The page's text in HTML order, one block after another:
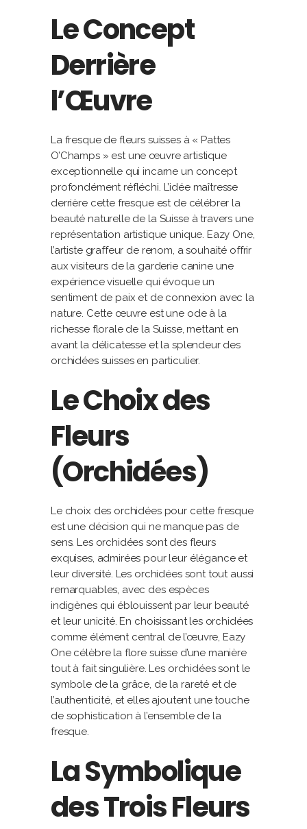
Le Concept
Derrière
l’Œuvre
La fresque de fleurs suisses à « Pattes
O’Champs » est une œuvre artistique
exceptionnelle qui incarne un concept
profondément réfléchi. L’idée maîtresse
derrière cette fresque est de célébrer la
beauté naturelle de la Suisse à travers une
représentation artistique unique. Eazy One,
l’artiste graffeur de renom, a souhaité offrir
aux visiteurs de la garderie canine une
expérience visuelle qui évoque un
sentiment de paix et de connexion avec la
nature. Cette œuvre est une ode à la
richesse florale de la Suisse, mettant en
avant la délicatesse et la splendeur des
orchidées suisses en particulier.
Le Choix des
Fleurs
(Orchidées)
Le choix des orchidées pour cette fresque
est une décision qui ne manque pas de
sens. Les orchidées sont des fleurs
exquises, admirées pour leur élégance et
leur diversité. Les orchidées sont tout aussi
remarquables, avec des espèces
indigènes qui éblouissent par leur beauté
et leur unicité. En choisissant les orchidées
comme élément central de l’œuvre, Eazy
One célèbre la flore suisse d’une manière
tout à fait singulière. Les orchidées sont le
symbole de la grâce, de la rareté et de
l’authenticité, et elles ajoutent une touche
de sophistication à l’ensemble de la
fresque.
La Symbolique
des Trois Fleurs